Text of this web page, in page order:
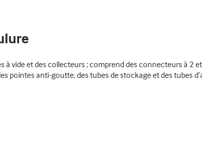
vide et des collecteurs ; comprend des connecteurs à 2
pointes anti-goutte, des tubes de stockage et des tubes